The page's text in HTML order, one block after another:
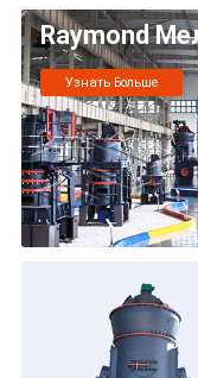
Raymond
Узнать Больше